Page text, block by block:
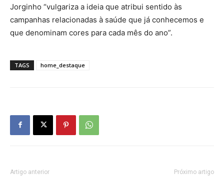
Jorginho “vulgariza a ideia que atribui sentido às
campanhas relacionadas à saúde que já conhecemos e
que denominam cores para cada mês do ano”.
TAGS home_destaque
Artigo anterior Próximo artigo